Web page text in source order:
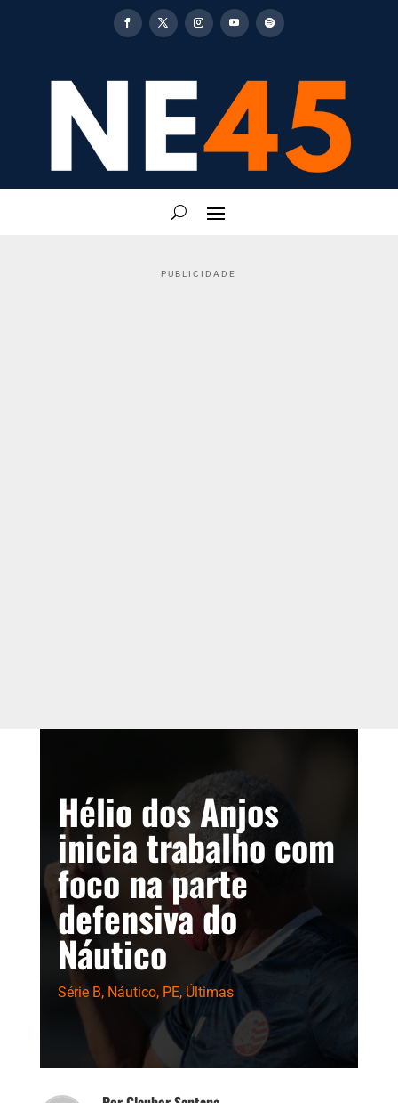
PUBLICIDADE
Hélio dos Anjos
inicia trabalho com
foco na parte
defensiva do
Náutico
Série B, Náutico, PE, Últimas